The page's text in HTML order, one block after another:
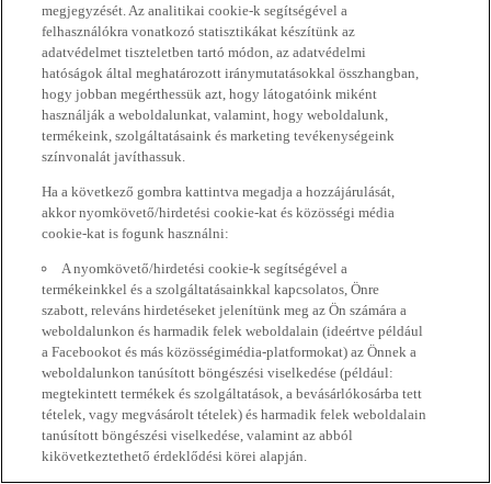
megjegyzését. Az analitikai cookie-k segítségével a
felhasználókra vonatkozó statisztikákat készítünk az
adatvédelmet tiszteletben tartó módon, az adatvédelmi
hatóságok által meghatározott iránymutatásokkal összhangban,
hogy jobban megérthessük azt, hogy látogatóink miként
használják a weboldalunkat, valamint, hogy weboldalunk,
termékeink, szolgáltatásaink és marketing tevékenységeink
színvonalát javíthassuk.
Ha a következő gombra kattintva megadja a hozzájárulását,
akkor nyomkövető/hirdetési cookie-kat és közösségi média
cookie-kat is fogunk használni:
A nyomkövető/hirdetési cookie-k segítségével a
termékeinkkel és a szolgáltatásainkkal kapcsolatos, Önre
szabott, releváns hirdetéseket jelenítünk meg az Ön számára a
weboldalunkon és harmadik felek weboldalain (ideértve például
a Facebookot és más közösségimédia-platformokat) az Önnek a
weboldalunkon tanúsított böngészési viselkedése (például:
megtekintett termékek és szolgáltatások, a bevásárlókosárba tett
tételek, vagy megvásárolt tételek) és harmadik felek weboldalain
tanúsított böngészési viselkedése, valamint az abból
kikövetkeztethető érdeklődési körei alapján.